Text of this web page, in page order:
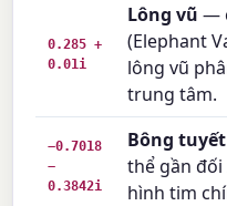
0.285 +
0.01i
Lông vũ —
(Elephant
lông vũ
trung tâm.
−0.7018
−
0.3842i
Bông tuyết
thể gần
hình tim